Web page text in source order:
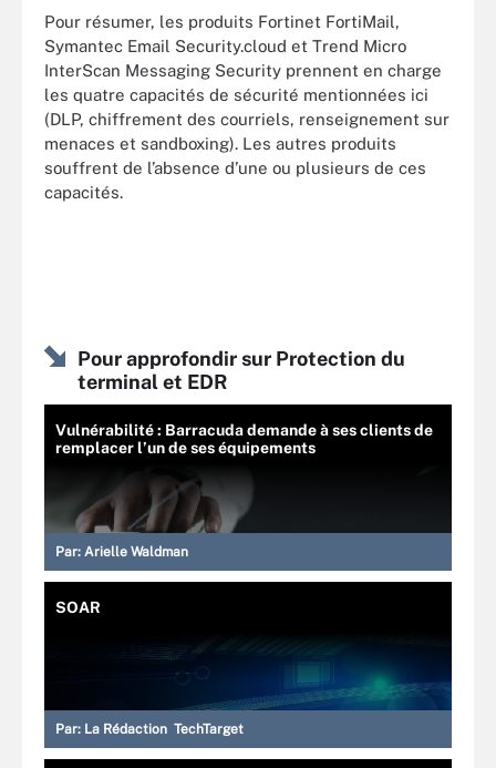
Pour résumer, les produits Fortinet FortiMail,
Symantec Email Security.cloud et Trend Micro
InterScan Messaging Security prennent en charge
les quatre capacités de sécurité mentionnées ici
(DLP, chiffrement des courriels, renseignement sur
menaces et sandboxing). Les autres produits
souffrent de l’absence d’une ou plusieurs de ces
capacités.
Pour approfondir sur Protection du
terminal et EDR
Vulnérabilité : Barracuda demande à ses clients de
remplacer l’un de ses équipements
Par: Arielle Waldman
SOAR
Par: La Rédaction TechTarget